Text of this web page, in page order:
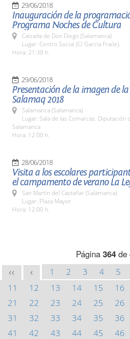
29/06/2018
Inauguración de la
Programa Noches de Cultura
Calzada de Don Diego (Salamanca)
Lugar: Centro Social (C/ García Fraile).
Hora: 21:30 h.
29/06/2018
Presentación de la imagen de
Salamaq 2018
Salamanca (Salamanca)
Lugar: Sala de las Comarcas. Diputación
Salamanca
Hora: 12:00 h.
28/06/2018
Visita a los escolares
el campamento de verano La
San Martín del Castañar (Salamanca)
Lugar: Plaza Mayor
Hora: 12:00 h.
Página 364de
<< < 1 2 3 4 5
11
12 13 14 15 16
21
22 23 24 25 26
31
32 33 34 35 36
41
42 43 44 45 46